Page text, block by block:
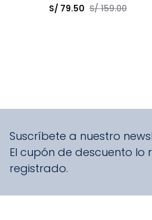
S/ 79.50 S/ 159.00
Suscríbete a nuestro
El cupón de descuento
registrado.